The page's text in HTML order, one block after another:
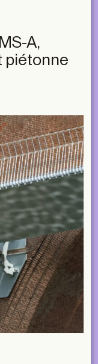
A,
piétonne